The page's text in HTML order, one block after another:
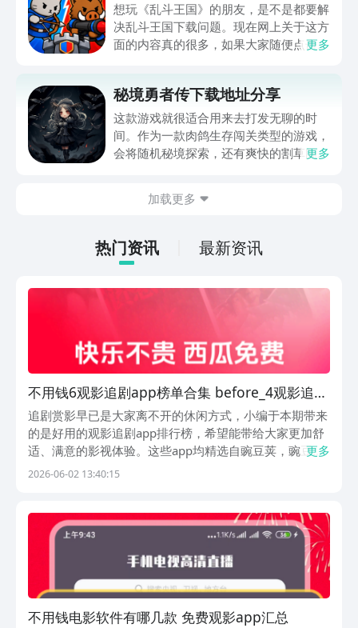
想玩《乱斗王国》的朋友，是不是都要解
决乱斗王国下载问题。现在网上关于这方
面的内容真的很多，如果大家随便点击陌
app进行下载会更加方便，九游是手游福
利最多的游戏平台，在这里不仅能够看到
游戏资源，还能及时查看后续的消息、活
动内容等相关信息。
更多
秘境勇者传下载地址分享
这款游戏就很适合用来去打发无聊的时
间。作为一款肉鸽生存闯关类型的游戏，
会将随机秘境探索，还有爽快的割草闯关
接就可以下载。游戏的上手门槛还是比较
打发无聊的时间，可玩性真的比较高。
更多
加载更多
热门资讯 最新资讯
不用钱6观影追剧app榜单合集 before_4观影追剧
软件有哪几款
追剧赏影早已是大家离不开的休闲方式，小编于本期带来
的是好用的观影追剧app排行榜，希望能带给大家更加舒
适、满意的影视体验。这些app均精选自豌豆荚，豌豆荚
在2009年就已上线，积淀深厚、用户口碑极佳，是公认
更多
2026-06-02 13:40:15
不用钱电影软件有哪几款 免费观影app汇总